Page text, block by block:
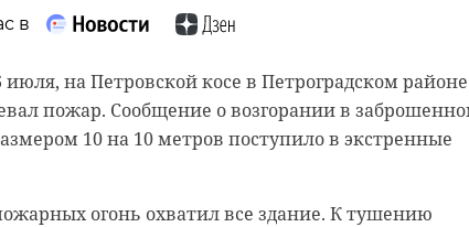
в
на Петровской косе в Петроградском районе
пожар. Сообщение о возгорании в
10 на 10 метров поступило в экстренные
огонь охватил все здание. К тушению
поселении. Он также выразил готовность быть
живет много семей с детьми, есть
20 ребят. На запросы обустроить детскую
нет, после заявили, что участок нашли, но
Местные жители готовы помочь даже финансово,